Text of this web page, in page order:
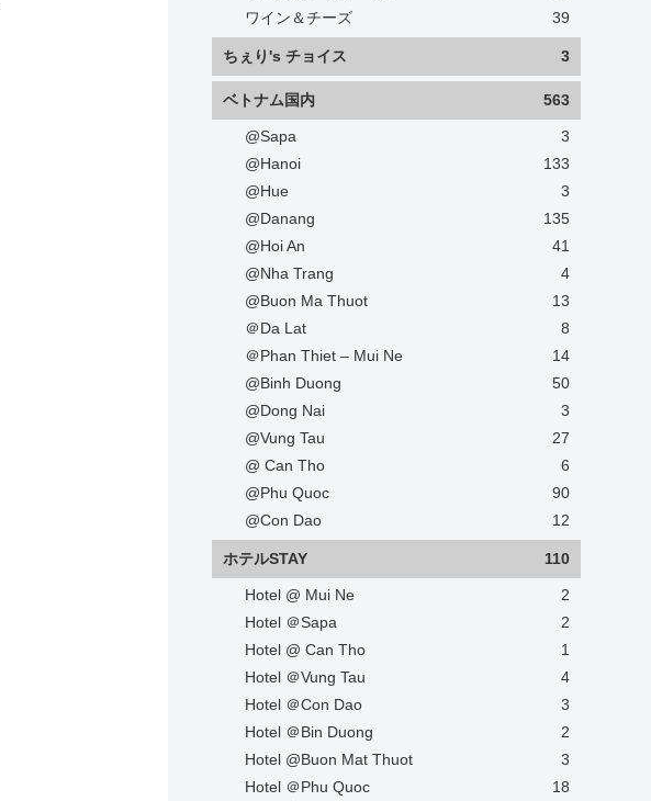
ワイン＆チーズ
39
ちぇり's チョイス 3
ベトナム国内 563
@Sapa
3
@Hanoi
133
@Hue
3
@Danang
135
@Hoi An
41
@Nha Trang
4
@Buon Ma Thuot
13
＠Da Lat
8
＠Phan Thiet – Mui Ne
14
@Binh Duong
50
@Dong Nai
3
@Vung Tau
27
@ Can Tho
6
@Phu Quoc
90
@Con Dao
12
ホテルSTAY 110
Hotel @ Mui Ne
2
Hotel ＠Sapa
2
Hotel @ Can Tho
1
Hotel ＠Vung Tau
4
Hotel ＠Con Dao
3
Hotel ＠Bin Duong
2
Hotel @Buon Mat Thuot
3
Hotel ＠Phu Quoc
18